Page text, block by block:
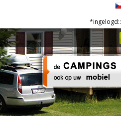
*ingelogd::